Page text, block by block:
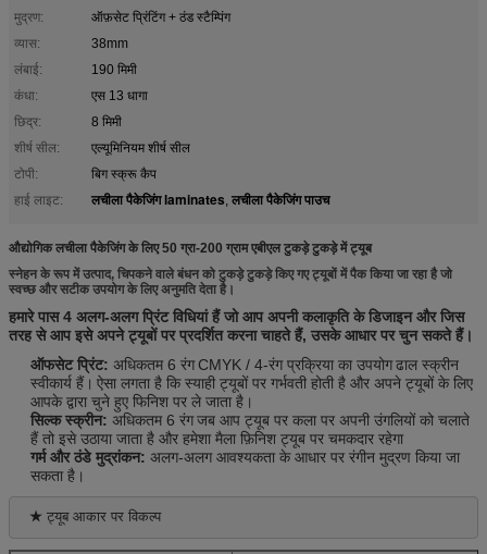
मुद्रण:
ऑफ़सेट प्रिंटिंग + ठंड स्टैम्पिंग
व्यास:
38mm
लंबाई:
190 मिमी
कंधा:
एस 13 धागा
छिद्र:
8 मिमी
शीर्ष सील:
एल्यूमिनियम शीर्ष सील
टोपी:
बिग स्क्रू कैप
हाई लाइट:
लचीला पैकेजिंग laminates, लचीला पैकेजिंग पाउच
औद्योगिक लचीला पैकेजिंग के लिए 50 ग्रा-200 ग्राम एबीएल टुकड़े टुकड़े में ट्यूब
स्नेहन के रूप में उत्पाद, चिपकने वाले बंधन को टुकड़े टुकड़े किए गए ट्यूबों में पैक किया जा रहा है जो
स्वच्छ और सटीक उपयोग के लिए अनुमति देता है।
हमारे पास 4 अलग-अलग प्रिंट विधियां हैं जो आप अपनी कलाकृति के डिजाइन और जिस
तरह से आप इसे अपने ट्यूबों पर प्रदर्शित करना चाहते हैं, उसके आधार पर चुन सकते हैं।
ऑफसेट प्रिंट: अधिकतम 6 रंगCMYK / 4-रंग प्रक्रिया का उपयोगढाल स्क्रीन
स्वीकार्य हैं। ऐसा लगता है कि स्याही ट्यूबों पर गर्भवती होती है और अपने ट्यूबों के लिए
आपके द्वारा चुने हुए फिनिश पर ले जाता है।
सिल्क स्क्रीन: अधिकतम 6 रंगजब आप ट्यूब पर कला पर अपनी उंगलियों को चलाते
हैं तो इसे उठाया जाता है और हमेशा मैला फ़िनिश ट्यूब पर चमकदार रहेगा
गर्म और ठंडे मुद्रांकन: अलग-अलग आवश्यकता के आधार पर रंगीन मुद्रण किया जा
सकता है।
★ ट्यूब आकार पर विकल्प